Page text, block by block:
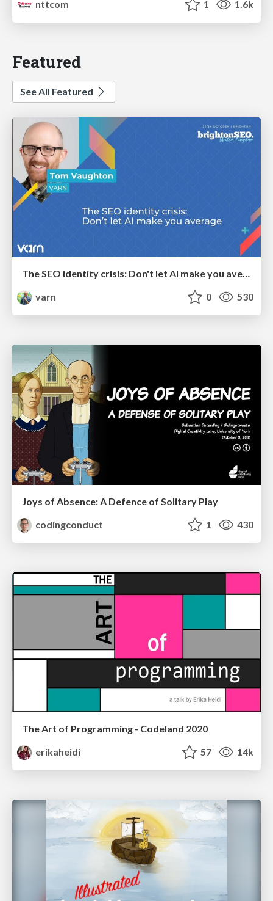
nttcom
1 1.6k
Featured
See All Featured
The SEO identity crisis: Don't let AI make you average
varn
0 530
Joys of Absence: A Defence of Solitary Play
codingconduct
1 430
The Art of Programming - Codeland 2020
erikaheidi
57 14k